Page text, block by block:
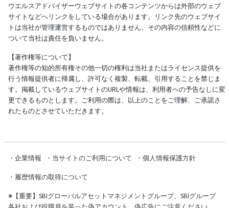
ウエルスアドバイザーウェブサイトの各コンテンツからは外部のウェブ
サイトなどへリンクをしている場合があります。リンク先のウェブサイ
トは当社が管理運営するものではありません。その内容の信頼性などに
ついて当社は責任を負いません。
【著作権等について】
著作権等の知的所有権その他一切の権利は当社またはライセンス提供を
行う情報提供者に帰属し、許可なく複製、転載、引用することを禁じま
す。掲載しているウェブサイトのURLや情報は、利用者への予告なしに変
更できるものとします。ご利用の際は、以上のことをご理解、ご承諾さ
れたものとさせていただきます。
・ 企業情報 ・ 当サイトのご利用について ・ 個人情報保護方針
・ 履歴情報の取得について
※【重要】SBIグローバルアセットマネジメントグループ、SBIグループ